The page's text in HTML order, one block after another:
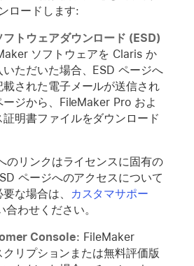
ロードします:
フトウェアダウンロード (ESD)
ソフトウェアを Claris か
いただいた場合、ESD ページへ
された電子メールが送信され
ージから、FileMaker Pro およ
明書ファイルをダウンロード
のリンクはライセンスに固有の
ページへのアクセスについて
な場合は、
カスタマサポー
合わせください。
Console: FileMaker
リプションまたは無料評価版